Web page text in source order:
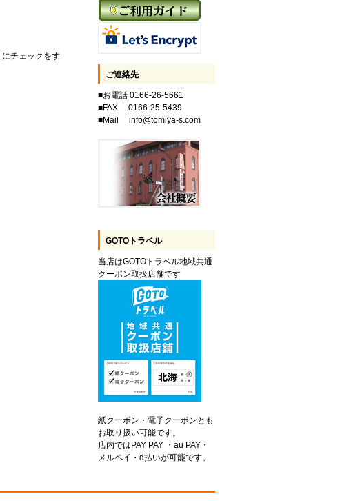
チェックをす
ご連絡先
■お電話 0166-26-5661
■FAX 0166-25-5439
■Mail info@tomiya-s.com
GOTOトラベル
当店はGOTOトラベル地域共通
クーポン取扱店舗です
紙クーポン・電子クーポンとも
お取り扱い可能です。
店内ではPAY PAY ・au PAY・
メルペイ・d払いが可能です。